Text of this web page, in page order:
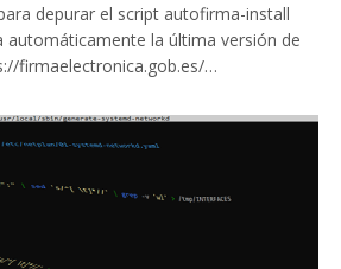
depurar el script autofirma-install
automáticamente la última versión de
firmaelectronica.gob.es/…